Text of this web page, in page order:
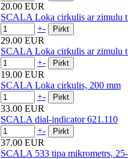
20.00 EUR
SCALA Loka cirkulis ar zimulu
+-
29.00 EUR
SCALA Loka cirkulis ar zimulu
+-
19.00 EUR
SCALA Loka cirkulis, 200 mm
+-
33.00 EUR
SCALA dial-indicator 621.110
+-
37.00 EUR
SCALA 533 tipa mikrometrs,